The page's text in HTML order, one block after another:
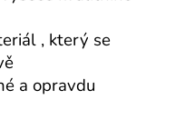
, který se
a opravdu